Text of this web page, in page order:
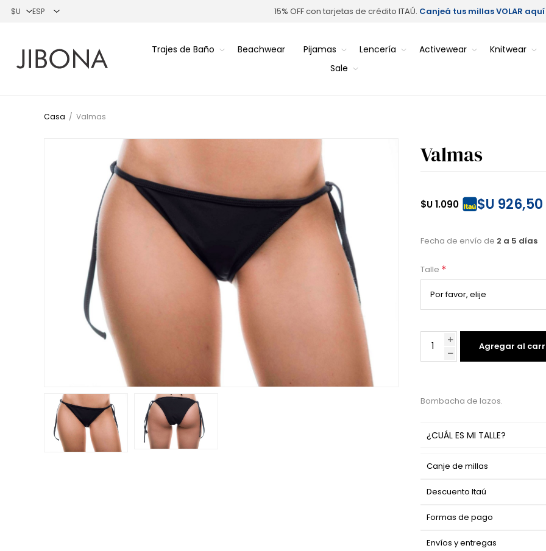
15% OFF con tarjetas de crédito ITAÚ. Canjeá tus millas VOLAR aquí
Trajes de Baño Beachwear Pijamas Lencería Activewear
Knitwear
Sale
Casa / Valmas
Valmas
$U 1.090 $U 926,50
Fecha de envío de 2 a 5 días
Talle *
Agregar al
Bombacha de lazos.
¿CUÁL ES MI TALLE?
Canje de millas
Descuento Itaú
Formas de pago
Envíos y entregas